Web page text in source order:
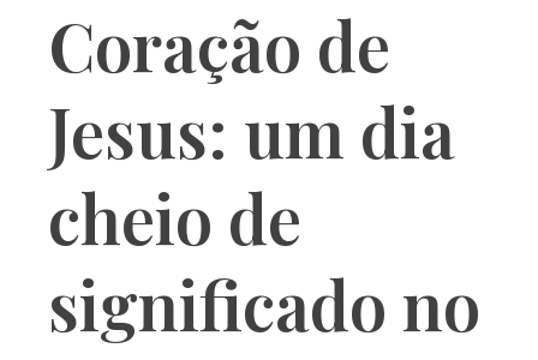
Coração de
Jesus: um dia
cheio de
significado no